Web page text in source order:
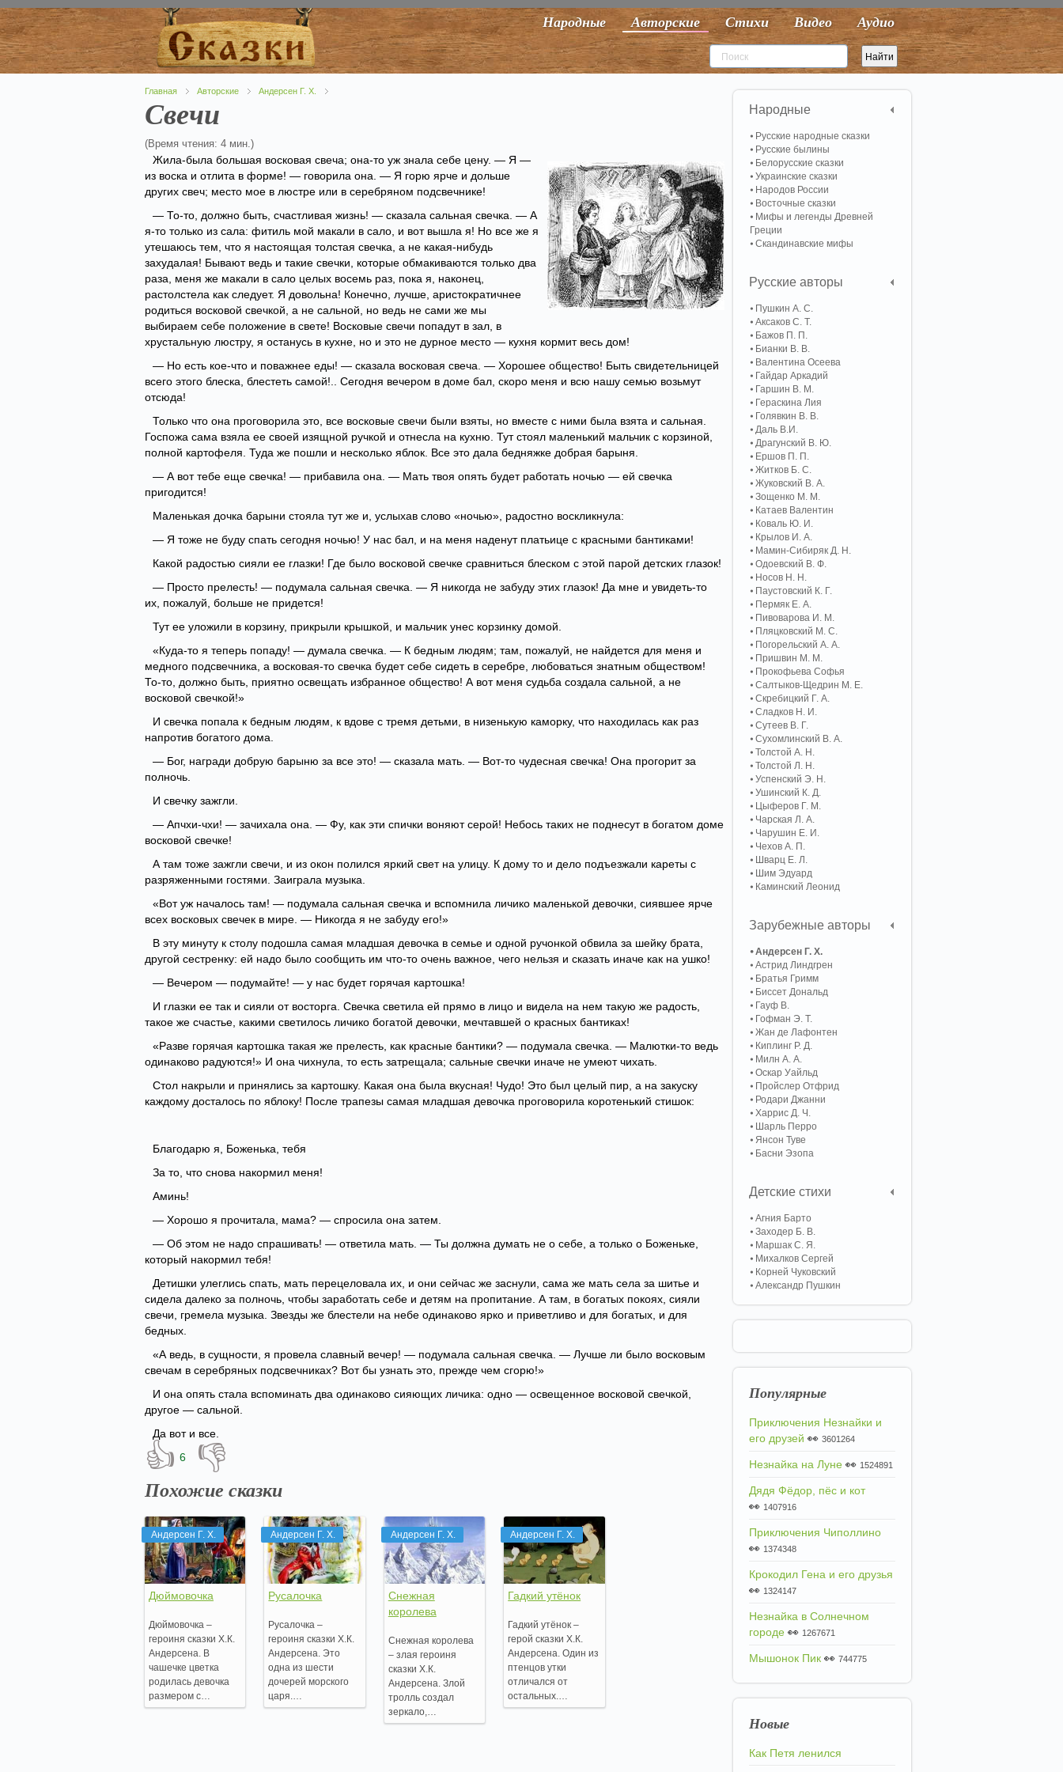
Народные Авторские Стихи Видео Аудио
Главная Авторские Андерсен Г. Х.
Свечи
(Время чтения: 4 мин.)
Жила-была большая восковая свеча; она-то уж знала себе цену. — Я —
из воска и отлита в форме! — говорила она. — Я горю ярче и дольше
других свеч; место мое в люстре или в серебряном подсвечнике!
— То-то, должно быть, счастливая жизнь! — сказала сальная свечка. — А
я-то только из сала: фитиль мой макали в сало, и вот вышла я! Но все же я
утешаюсь тем, что я настоящая толстая свечка, а не какая-нибудь
захудалая! Бывают ведь и такие свечки, которые обмакиваются только два
раза, меня же макали в сало целых восемь раз, пока я, наконец,
растолстела как следует. Я довольна! Конечно, лучше, аристократичнее
родиться восковой свечкой, а не сальной, но ведь не сами же мы
выбираем себе положение в свете! Восковые свечи попадут в зал, в
хрустальную люстру, я останусь в кухне, но и это не дурное место — кухня кормит весь дом!
— Но есть кое-что и поважнее еды! — сказала восковая свеча. — Хорошее общество! Быть свидетельницей
всего этого блеска, блестеть самой!.. Сегодня вечером в доме бал, скоро меня и всю нашу семью возьмут
отсюда!
Только что она проговорила это, все восковые свечи были взяты, но вместе с ними была взята и сальная.
Госпожа сама взяла ее своей изящной ручкой и отнесла на кухню. Тут стоял маленький мальчик с корзиной,
полной картофеля. Туда же пошли и несколько яблок. Все это дала бедняжке добрая барыня.
— А вот тебе еще свечка! — прибавила она. — Мать твоя опять будет работать ночью — ей свечка
пригодится!
Маленькая дочка барыни стояла тут же и, услыхав слово «ночью», радостно воскликнула:
— Я тоже не буду спать сегодня ночью! У нас бал, и на меня наденут платьице с красными бантиками!
Какой радостью сияли ее глазки! Где было восковой свечке сравниться блеском с этой парой детских глазок!
— Просто прелесть! — подумала сальная свечка. — Я никогда не забуду этих глазок! Да мне и увидеть-то
их, пожалуй, больше не придется!
Тут ее уложили в корзину, прикрыли крышкой, и мальчик унес корзинку домой.
«Куда-то я теперь попаду! — думала свечка. — К бедным людям; там, пожалуй, не найдется для меня и
медного подсвечника, а восковая-то свечка будет себе сидеть в серебре, любоваться знатным обществом!
То-то, должно быть, приятно освещать избранное общество! А вот меня судьба создала сальной, а не
восковой свечкой!»
И свечка попала к бедным людям, к вдове с тремя детьми, в низенькую каморку, что находилась как раз
напротив богатого дома.
— Бог, награди добрую барыню за все это! — сказала мать. — Вот-то чудесная свечка! Она прогорит за
полночь.
И свечку зажгли.
— Апчхи-чхи! — зачихала она. — Фу, как эти спички воняют серой! Небось таких не поднесут в богатом доме
восковой свечке!
А там тоже зажгли свечи, и из окон полился яркий свет на улицу. К дому то и дело подъезжали кареты с
разряженными гостями. Заиграла музыка.
«Вот уж началось там! — подумала сальная свечка и вспомнила личико маленькой девочки, сиявшее ярче
всех восковых свечек в мире. — Никогда я не забуду его!»
В эту минуту к столу подошла самая младшая девочка в семье и одной ручонкой обвила за шейку брата,
другой сестренку: ей надо было сообщить им что-то очень важное, чего нельзя и сказать иначе как на ушко!
— Вечером — подумайте! — у нас будет горячая картошка!
И глазки ее так и сияли от восторга. Свечка светила ей прямо в лицо и видела на нем такую же радость,
такое же счастье, какими светилось личико богатой девочки, мечтавшей о красных бантиках!
«Разве горячая картошка такая же прелесть, как красные бантики? — подумала свечка. — Малютки-то ведь
одинаково радуются!» И она чихнула, то есть затрещала; сальные свечки иначе не умеют чихать.
Стол накрыли и принялись за картошку. Какая она была вкусная! Чудо! Это был целый пир, а на закуску
каждому досталось по яблоку! После трапезы самая младшая девочка проговорила коротенький стишок:
Благодарю я, Боженька, тебя
За то, что снова накормил меня!
Аминь!
— Хорошо я прочитала, мама? — спросила она затем.
— Об этом не надо спрашивать! — ответила мать. — Ты должна думать не о себе, а только о Боженьке,
который накормил тебя!
Детишки улеглись спать, мать перецеловала их, и они сейчас же заснули, сама же мать села за шитье и
сидела далеко за полночь, чтобы заработать себе и детям на пропитание. А там, в богатых покоях, сияли
свечи, гремела музыка. Звезды же блестели на небе одинаково ярко и приветливо и для богатых, и для
бедных.
«А ведь, в сущности, я провела славный вечер! — подумала сальная свечка. — Лучше ли было восковым
свечам в серебряных подсвечниках? Вот бы узнать это, прежде чем сгорю!»
И она опять стала вспоминать два одинаково сияющих личика: одно — освещенное восковой свечкой,
другое — сальной.
Да вот и все.
👍 6 👎
Похожие сказки
Андерсен Г. Х.
Дюймовочка
Дюймовочка –
героиня сказки Х.К.
Андерсена. В
чашечке цветка
родилась девочка
размером с…
Андерсен Г. Х.
Русалочка
Русалочка –
героиня сказки Х.К.
Андерсена. Это
одна из шести
дочерей морского
царя.…
Андерсен Г. Х.
Снежная
королева
Снежная королева
– злая героиня
сказки Х.К.
Андерсена. Злой
тролль создал
зеркало,…
Андерсен Г. Х.
Гадкий утёнок
Гадкий утёнок –
герой сказки Х.К.
Андерсена. Один из
птенцов утки
отличался от
остальных.…
Народные
Русские народные сказки
Русские былины
Белорусские сказки
Украинские сказки
Народов России
Восточные сказки
Мифы и легенды Древней
Греции
Скандинавские мифы
Русские авторы
Пушкин А. С.
Аксаков С. Т.
Бажов П. П.
Бианки В. В.
Валентина Осеева
Гайдар Аркадий
Гаршин В. М.
Гераскина Лия
Голявкин В. В.
Даль В.И.
Драгунский В. Ю.
Ершов П. П.
Житков Б. С.
Жуковский В. А.
Зощенко М. М.
Катаев Валентин
Коваль Ю. И.
Крылов И. А.
Мамин-Сибиряк Д. Н.
Одоевский В. Ф.
Носов Н. Н.
Паустовский К. Г.
Пермяк Е. А.
Пивоварова И. М.
Пляцковский М. С.
Погорельский А. A.
Пришвин М. М.
Прокофьева Софья
Салтыков-Щедрин М. Е.
Скребицкий Г. А.
Сладков Н. И.
Сутеев В. Г.
Сухомлинский В. А.
Толстой А. Н.
Толстой Л. Н.
Успенский Э. Н.
Ушинский К. Д.
Цыферов Г. М.
Чарская Л. А.
Чарушин Е. И.
Чехов А. П.
Шварц Е. Л.
Шим Эдуард
Каминский Леонид
Зарубежные авторы
Андерсен Г. Х.
Астрид Линдгрен
Братья Гримм
Биссет Дональд
Гауф В.
Гофман Э. Т.
Жан де Лафонтен
Киплинг Р. Д.
Милн А. А.
Оскар Уайльд
Пройслер Отфрид
Родари Джанни
Харрис Д. Ч.
Шарль Перро
Янсон Туве
Басни Эзопа
Детские стихи
Агния Барто
Заходер Б. В.
Маршак С. Я.
Михалков Сергей
Корней Чуковский
Александр Пушкин
Популярные
Приключения Незнайки и
его друзей 👀 3601264
Незнайка на Луне 👀 1524891
Дядя Фёдор, пёс и кот
👀 1407916
Приключения Чиполлино
👀 1374348
Крокодил Гена и его друзья
👀 1324147
Незнайка в Солнечном
городе 👀 1267671
Мышонок Пик 👀 744775
Новые
Как Петя ленился